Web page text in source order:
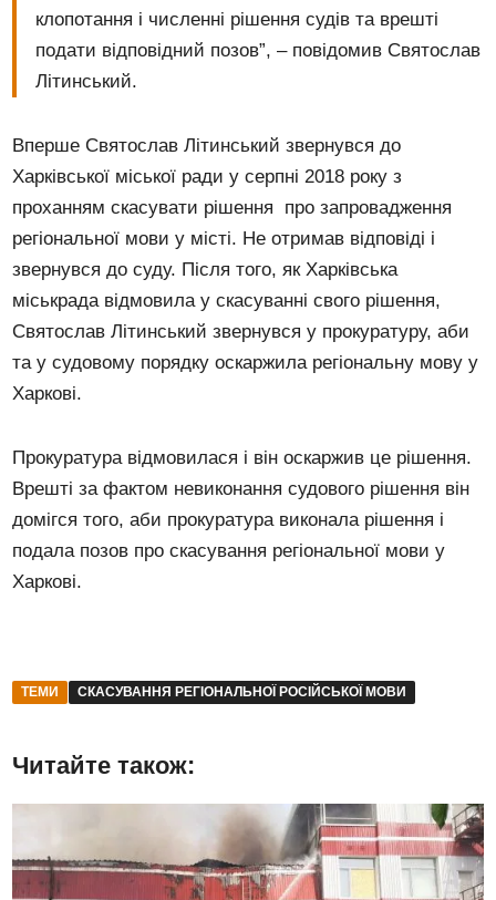
клопотання і численні рішення судів та врешті
подати відповідний позов”, – повідомив Святослав
Літинський.
Вперше Святослав Літинський звернувся до
Харківської міської ради у серпні 2018 року з
проханням скасувати рішення про запровадження
регіональної мови у місті. Не отримав відповіді і
звернувся до суду. Після того, як Харківська
міськрада відмовила у скасуванні свого рішення,
Святослав Літинський звернувся у прокуратуру, аби
та у судовому порядку оскаржила регіональну мову у
Харкові.
Прокуратура відмовилася і він оскаржив це рішення.
Врешті за фактом невиконання судового рішення він
домігся того, аби прокуратура виконала рішення і
подала позов про скасування регіональної мови у
Харкові.
ТЕМИ СКАСУВАННЯ РЕГІОНАЛЬНОЇ РОСІЙСЬКОЇ МОВИ
Читайте також: